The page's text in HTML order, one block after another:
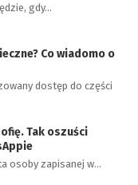
gdy…
Co wiadomo o
dostęp do części
Tak oszuści
osoby zapisanej w…